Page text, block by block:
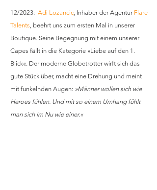
12/2023: Adi Lozancic, Inhaber der Agentur Flare
Talents, beehrt uns zum ersten Mal in unserer
Boutique. Seine Begegnung mit einem unserer
Capes fällt in die Kategorie »Liebe auf den 1.
Blick«. Der moderne Globetrotter wirft sich das
gute Stück über, macht eine Drehung und meint
mit funkelnden Augen: »Männer wollen sich wie
Heroes fühlen. Und mit so einem Umhang fühlt
man sich im Nu wie einer.«